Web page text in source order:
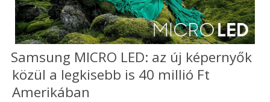
Samsung MICRO LED: az új képernyők
közül a legkisebb is 40 millió Ft
Amerikában